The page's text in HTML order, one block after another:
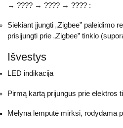
→ ???? → ???? → ???? :
Siekiant įjungti „Zigbee” paleidimo
prisijungti prie „Zigbee” tinklo
Išvestys
LED indikacija
Pirmą kartą prijungus prie elektros
Mėlyna lemputė mirksi, rodydama